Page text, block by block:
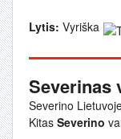
Lytis: Vyriška
Severinas
Severino
Kitas Severino